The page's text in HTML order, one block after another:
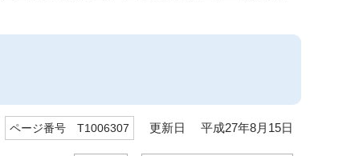
ページ番号 T1006307 更新日 平成27年8月15日